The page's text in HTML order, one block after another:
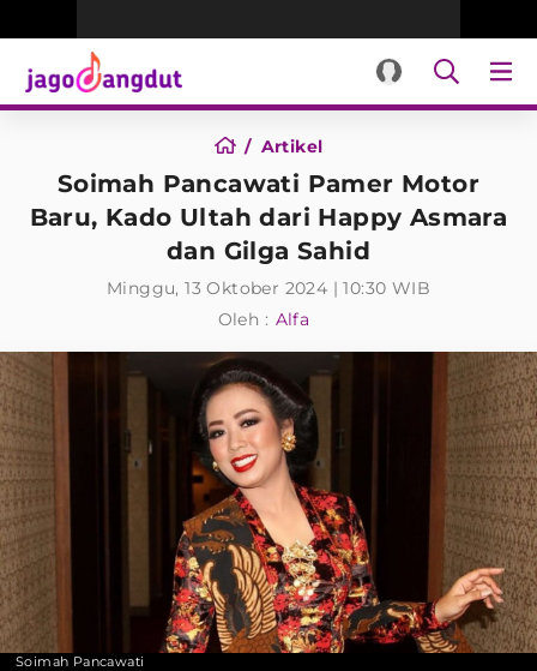
Artikel
Soimah Pancawati Pamer Motor
Baru, Kado Ultah dari Happy Asmara
dan Gilga Sahid
Minggu, 13 Oktober 2024 | 10:30 WIB
Oleh : Alfa
Soimah Pancawati